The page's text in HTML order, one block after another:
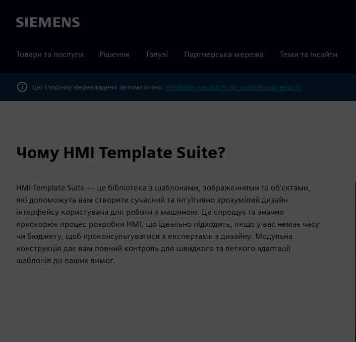
Siemens
Товари та послуги Рішення Галузі Партнерська мережа Теми та інсайти
Цю сторінку перекладено автоматично. Перейти натомість до англійської версії?
Чому HMI Template Suite?
HMI Template Suite — це бібліотека з шаблонами, зображеннями та об'єктами,
які допоможуть вам створити сучасний та інтуїтивно зрозумілий дизайн
інтерфейсу користувача для роботи з машиною. Це спрощує та значно
прискорює процес розробки HMI, що ідеально підходить, якщо у вас немає часу
чи бюджету, щоб проконсультуватися з експертами з дизайну. Модульна
конструкція дає вам повний контроль для швидкого та легкого адаптації
шаблонів до ваших вимог.